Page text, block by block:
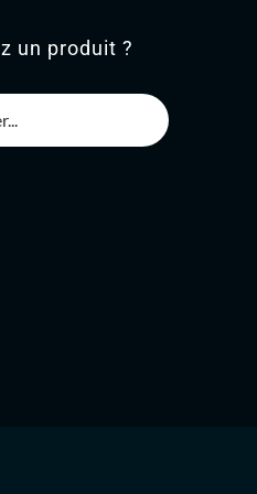
un produit ?